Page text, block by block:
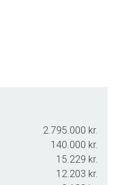
2.795.000 kr.
140.000 kr.
15.229 kr.
12.203 kr.